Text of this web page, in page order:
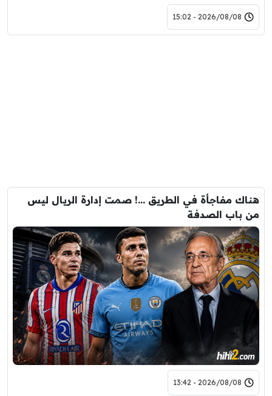
2026/08/08 - 15:02
هناك مفاجأة في الطريق …! صمت إدارة الريال ليس
من باب الصدفة
2026/08/08 - 13:42